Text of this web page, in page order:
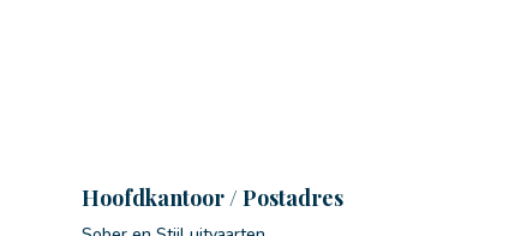
Hoofdkantoor / Postadres